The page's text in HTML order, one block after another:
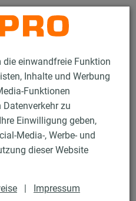
die einwandfreie Funktion
Inhalte und Werbung
Funktionen
zu
Einwilligung geben,
Media-, Werbe- und
dieser Website
| Impressum
Kontakt
Schallschutz
ISO-Schellen Typ H, M, T